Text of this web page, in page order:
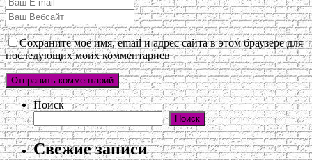
Сохраните моё имя, email и адрес сайта в этом браузере для
последующих моих комментариев
Поиск
Поиск
Свежие записи